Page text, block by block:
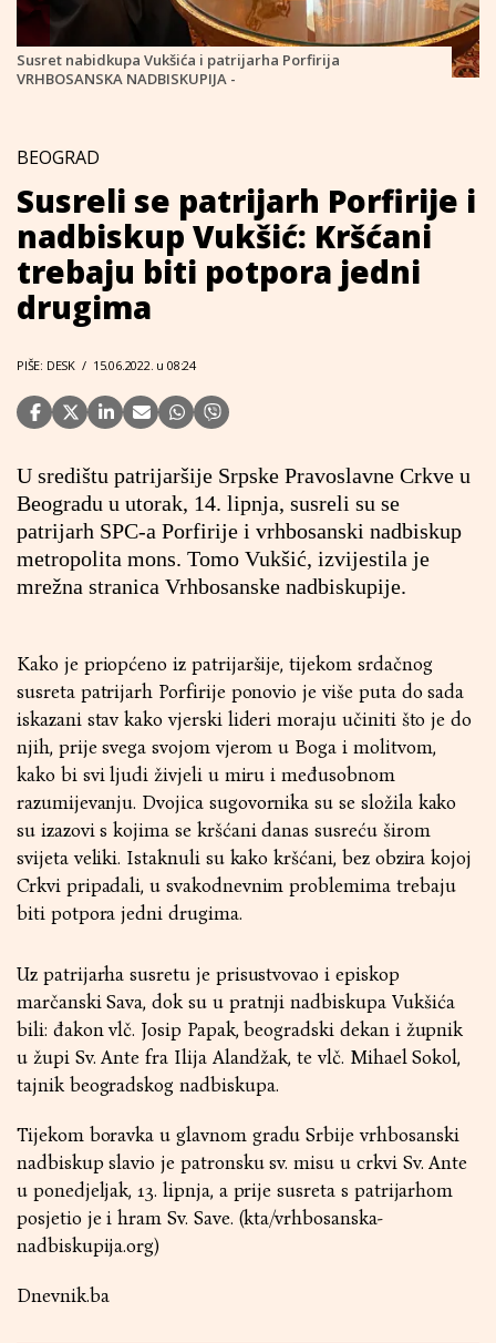
Susret nabidkupa Vukšića i patrijarha Porfirija
VRHBOSANSKA NADBISKUPIJA -
BEOGRAD
Susreli se patrijarh Porfirije i
nadbiskup Vukšić: Kršćani
trebaju biti potpora jedni
drugima
PIŠE: DESK / 15.06.2022. u 08:24
U središtu patrijaršije Srpske Pravoslavne Crkve u
Beogradu u utorak, 14. lipnja, susreli su se
patrijarh SPC-a Porfirije i vrhbosanski nadbiskup
metropolita mons. Tomo Vukšić, izvijestila je
mrežna stranica Vrhbosanske nadbiskupije.
Kako je priopćeno iz patrijaršije, tijekom srdačnog
susreta patrijarh Porfirije ponovio je više puta do sada
iskazani stav kako vjerski lideri moraju učiniti što je do
njih, prije svega svojom vjerom u Boga i molitvom,
kako bi svi ljudi živjeli u miru i međusobnom
razumijevanju. Dvojica sugovornika su se složila kako
su izazovi s kojima se kršćani danas susreću širom
svijeta veliki. Istaknuli su kako kršćani, bez obzira kojoj
Crkvi pripadali, u svakodnevnim problemima trebaju
biti potpora jedni drugima.
Uz patrijarha susretu je prisustvovao i episkop
marčanski Sava, dok su u pratnji nadbiskupa Vukšića
bili: đakon vlč. Josip Papak, beogradski dekan i župnik
u župi Sv. Ante fra Ilija Alandžak, te vlč. Mihael Sokol,
tajnik beogradskog nadbiskupa.
Tijekom boravka u glavnom gradu Srbije vrhbosanski
nadbiskup slavio je patronsku sv. misu u crkvi Sv. Ante
u ponedjeljak, 13. lipnja, a prije susreta s patrijarhom
posjetio je i hram Sv. Save. (kta/vrhbosanska-
nadbiskupija.org)
Dnevnik.ba